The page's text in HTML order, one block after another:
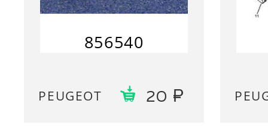
856540
PEUGEOT 20